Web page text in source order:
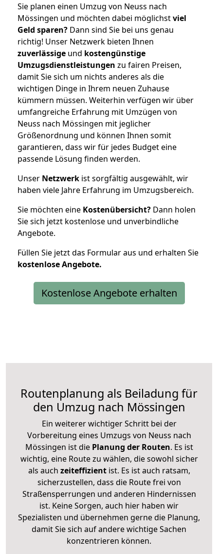
Sie planen einen Umzug von Neuss nach
Mössingen und möchten dabei möglichstviel
Geld sparen? Dann sind Sie bei uns genau
richtig! Unser Netzwerk bieten Ihnen
zuverlässige und kostengünstige
Umzugsdienstleistungen zu fairen Preisen,
damit Sie sich um nichts anderes als die
wichtigen Dinge in Ihrem neuen Zuhause
kümmern müssen. Weiterhin verfügen wir über
umfangreiche Erfahrung mit Umzügen von
Neuss nach Mössingen mit jeglicher
Größenordnung und können Ihnen somit
garantieren, dass wir für jedes Budget eine
passende Lösung finden werden.
Unser Netzwerk ist sorgfältig ausgewählt, wir
haben viele Jahre Erfahrung im Umzugsbereich.
Sie möchten eine Kostenübersicht? Dann holen
Sie sich jetzt kostenlose und unverbindliche
Angebote.
Füllen Sie jetzt das Formular aus und erhalten Sie
kostenloseAngebote.
Kostenlose Angebote erhalten
Routenplanung als Beiladung für
den Umzug nach Mössingen
Ein weiterer wichtiger Schritt bei der
Vorbereitung eines Umzugs von Neuss nach
Mössingen ist diePlanung der Routen. Es ist
wichtig, eine Route zu wählen, die sowohl sicher
als auch zeiteffizientist. Es ist auch ratsam,
sicherzustellen, dass die Route frei von
Straßensperrungen und anderen Hindernissen
ist. Keine Sorgen, auch hier haben wir
Spezialisten und übernehmen gerne die Planung,
damit Sie sich auf andere wichtige Sachen
konzentrieren können.